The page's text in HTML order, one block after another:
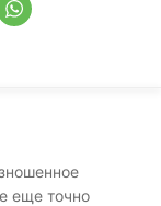
еще точно